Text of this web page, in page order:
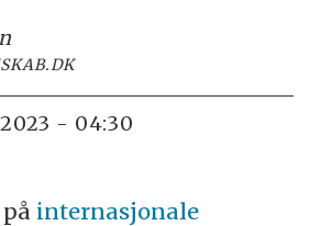
- 04:30
internasjonale